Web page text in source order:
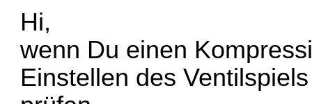
Hi,
wenn Du einen
Einstellen des